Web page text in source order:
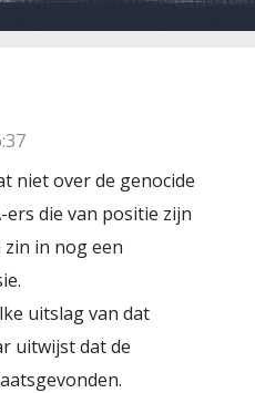
niet over de genocide
ers die van positie zijn
in nog een
uitslag van dat
uitwijst dat de